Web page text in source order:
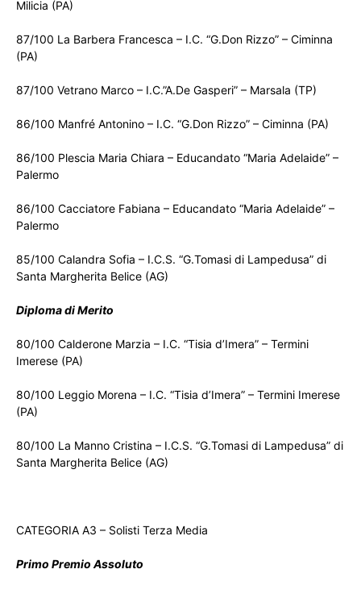
Milicia (PA)
87/100 La Barbera Francesca – I.C. “G.Don Rizzo” – Ciminna
(PA)
87/100 Vetrano Marco – I.C.”A.De Gasperi” – Marsala (TP)
86/100 Manfré Antonino – I.C. “G.Don Rizzo” – Ciminna (PA)
86/100 Plescia Maria Chiara – Educandato “Maria Adelaide” –
Palermo
86/100 Cacciatore Fabiana – Educandato “Maria Adelaide” –
Palermo
85/100 Calandra Sofia – I.C.S. “G.Tomasi di Lampedusa” di
Santa Margherita Belice (AG)
Diploma di Merito
80/100 Calderone Marzia – I.C. “Tisia d’Imera” – Termini
Imerese (PA)
80/100 Leggio Morena – I.C. “Tisia d’Imera” – Termini Imerese
(PA)
80/100 La Manno Cristina – I.C.S. “G.Tomasi di Lampedusa” di
Santa Margherita Belice (AG)
CATEGORIA A3 – Solisti Terza Media
Primo Premio Assoluto